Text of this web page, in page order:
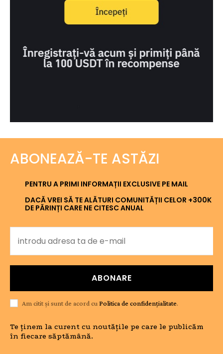
ABONEAZĂ-TE ASTĂZI
PENTRU A PRIMI INFORMAȚII EXCLUSIVE PE MAIL
DACĂ VREI SĂ TE ALĂTURI COMUNITĂȚII CELOR +300K
DE PĂRINȚI CARE NE CITESC ANUAL
ABONARE
Am citit și sunt de acord cu Politica de confidențialitate.
Te ținem la curent cu noutățile pe care le publicăm
în fiecare săptămână.